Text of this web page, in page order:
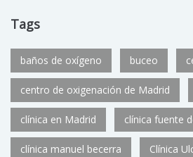
Tags
baños de oxígeno buceo
centro de oxigenación de Madrid
clínica en Madrid clínica fuente
clínica manuel becerra Clínica